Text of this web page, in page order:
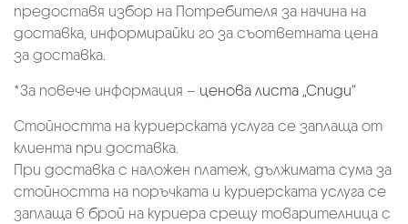
предоставя избор на Потребителя за начина на
доставка, информирайки го за съответната цена
за доставка.
*За повече информация – ценова листа „Спиди“
Стойността на куриерската услуга се заплаща от
клиента при доставка.
При доставка с наложен платеж, дължимата сума за
стойността на поръчката и куриерската услуга се
заплаща в брой на куриера срещу товарителница с